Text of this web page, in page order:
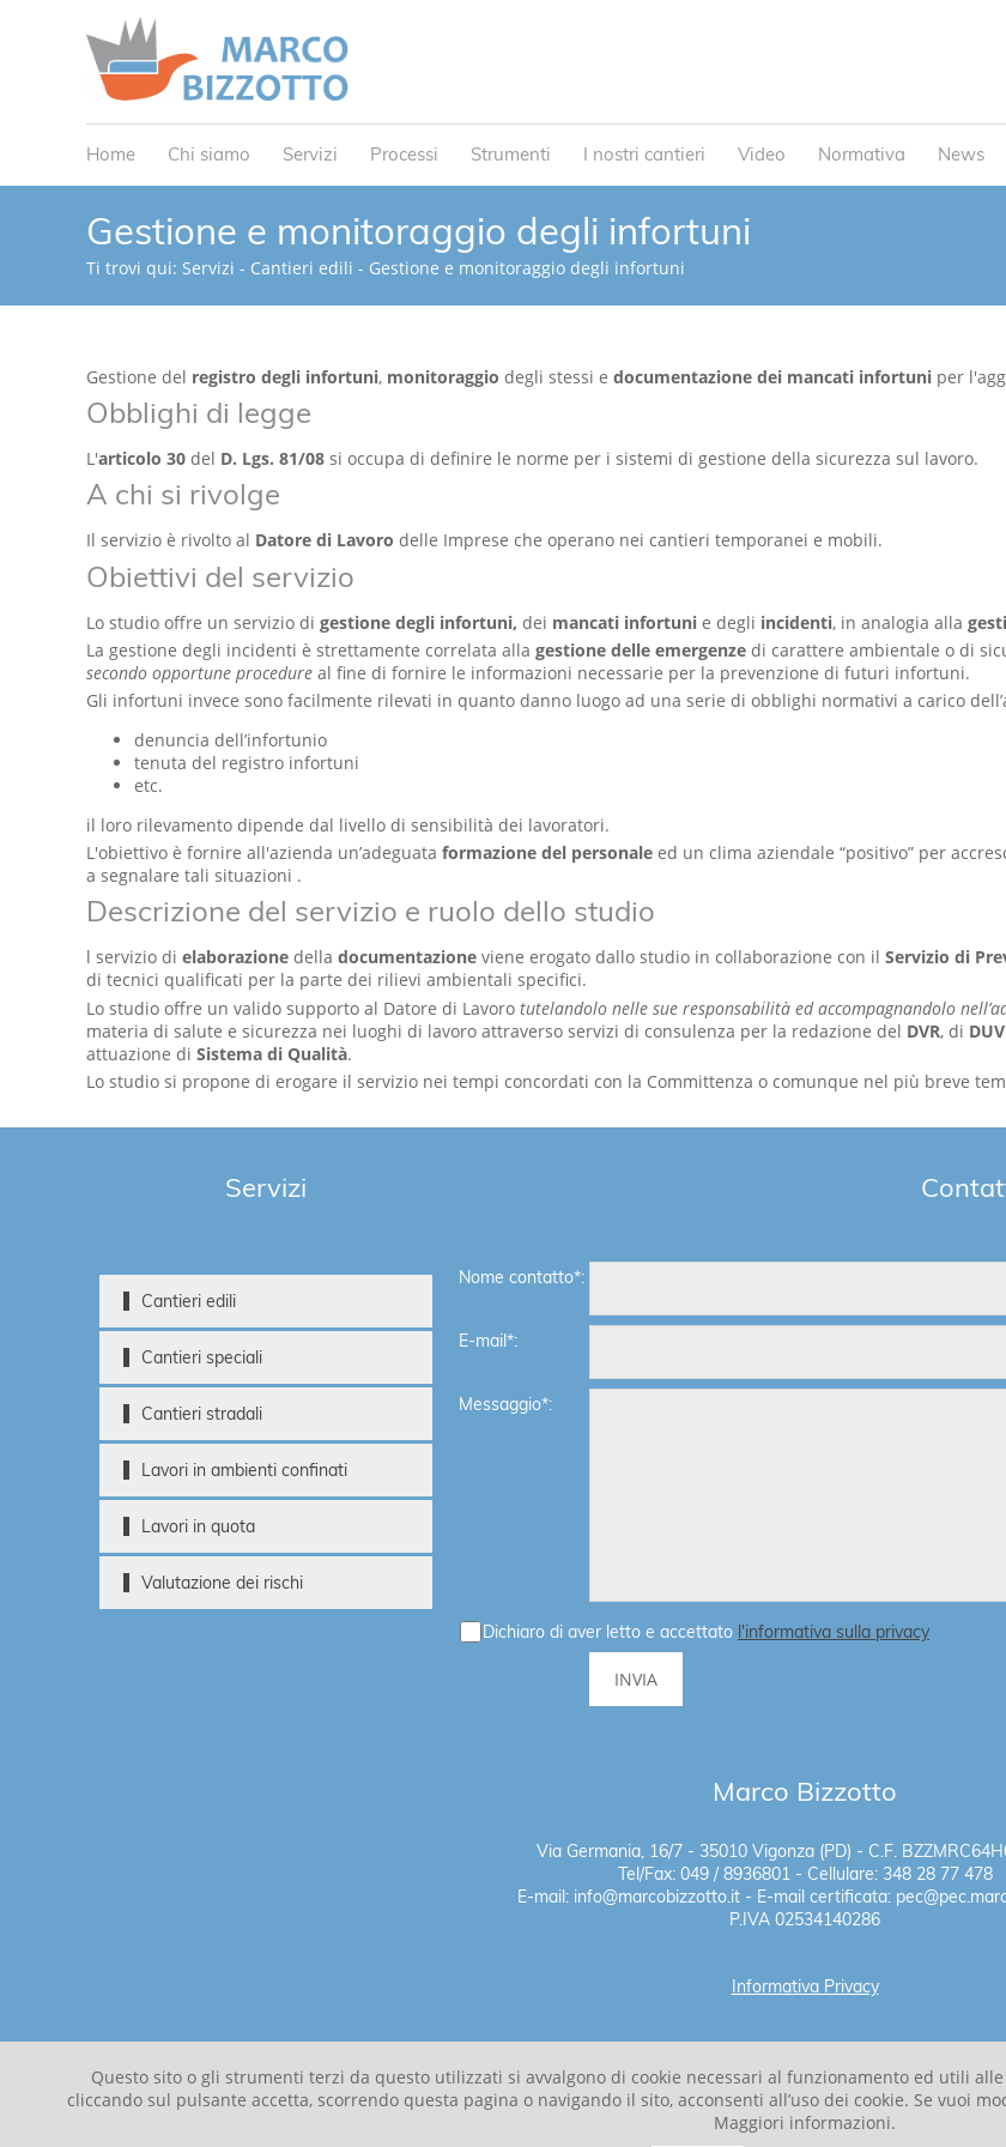
Home Chi siamo Servizi Processi Strumenti I nostri cantieri Video Normativa News
Gestione e monitoraggio degli infortuni
Ti trovi qui: Servizi - Cantieri edili - Gestione e monitoraggio degli infortuni
Gestione del registro degli infortuni, monitoraggio degli stessi e documentazione dei mancati infortuni per
Obblighi di legge
L'articolo 30 del D. Lgs. 81/08 si occupa di definire le norme per i sistemi di gestione della sicurezza sul lavoro.
A chi si rivolge
Il servizio è rivolto al Datore di Lavoro delle Imprese che operano nei cantieri temporanei e mobili.
Obiettivi del servizio
Lo studio offre un servizio di gestione degli infortuni, dei mancati infortuni e degli incidenti, in analogia alla
La gestione degli incidenti è strettamente correlata alla gestione delle emergenze di carattere ambientale o di
secondo opportune procedure al fine di fornire le informazioni necessarie per la prevenzione di futuri infortuni.
Gli infortuni invece sono facilmente rilevati in quanto danno luogo ad una serie di obblighi normativi a carico
denuncia dell’infortunio
tenuta del registro infortuni
etc.
il loro rilevamento dipende dal livello di sensibilità dei lavoratori.
L'obiettivo è fornire all'azienda un’adeguata formazione del personale ed un clima aziendale “positivo” per
a segnalare tali situazioni .
Descrizione del servizio e ruolo dello studio
l servizio di elaborazione della documentazione viene erogato dallo studio in collaborazione con il Servizio di
di tecnici qualificati per la parte dei rilievi ambientali specifici.
Lo studio offre un valido supporto al Datore di Lavoro tutelandolo nelle sue responsabilità ed accompagnandolo
materia di salute e sicurezza nei luoghi di lavoro attraverso servizi di consulenza per la redazione del DVR, di
attuazione di Sistema di Qualità.
Lo studio si propone di erogare il servizio nei tempi concordati con la Committenza o comunque nel più breve
Questo sito o gli strumenti terzi da questo utilizzati si avvalgono di cookie necessari al funzionamento ed utili
cliccando sul pulsante accetta, scorrendo questa pagina o navigando il sito, acconsenti all’uso dei cookie. Se vuoi
Maggiori informazioni.
Nome contatto*:
E-mail*:
Messaggio*:
Dichiaro di aver letto e accettato l'informativa sulla privacy
Servizi
Cantieri edili
Cantieri speciali
Cantieri stradali
Lavori in ambienti confinati
Lavori in quota
Valutazione dei rischi
Marco Bizzotto
Via Germania, 16/7 - 35010 Vigonza (PD) - C.F.
Tel/Fax: 049 / 8936801 - Cellulare: 348 28 77 478
E-mail: info@marcobizzotto.it - E-mail certificata:
P.IVA 02534140286
Informativa Privacy